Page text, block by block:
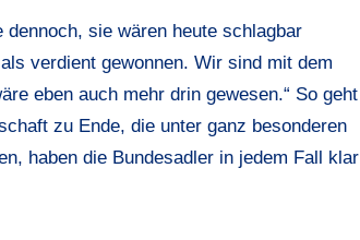
sie wären heute schlagbar
verdient gewonnen. Wir sind mit dem
eben auch mehr drin gewesen.“ So geht
zu Ende, die unter ganz besonderen
haben die Bundesadler in jedem Fall klar